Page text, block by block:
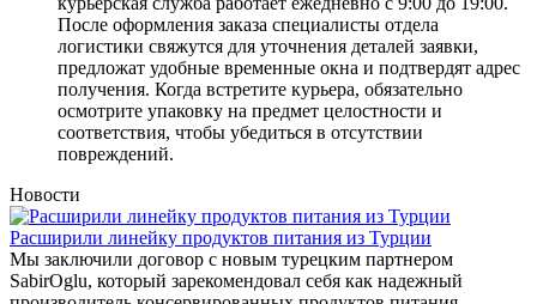
После оформления заказа специалисты отдела
логистики свяжутся для уточнения деталей заявки,
предложат удобные временные окна и подтвердят адрес
получения. Когда встретите курьера, обязательно
осмотрите упаковку на предмет целостности и
соответствия, чтобы убедиться в отсутствии
повреждений.
Новости
Расширили линейку продуктов питания из Турции
Мы заключили договор с новым турецким партнером
SabirOglu, который зарекомендовал себя как надежный